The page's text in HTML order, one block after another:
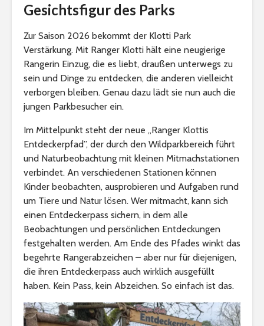
Gesichtsfigur des Parks
Zur Saison 2026 bekommt der Klotti Park
Verstärkung. Mit Ranger Klotti hält eine neugierige
Rangerin Einzug, die es liebt, draußen unterwegs zu
sein und Dinge zu entdecken, die anderen vielleicht
verborgen bleiben. Genau dazu lädt sie nun auch die
jungen Parkbesucher ein.
Im Mittelpunkt steht der neue „Ranger Klottis
Entdeckerpfad”, der durch den Wildparkbereich führt
und Naturbeobachtung mit kleinen Mitmachstationen
verbindet. An verschiedenen Stationen können
Kinder beobachten, ausprobieren und Aufgaben rund
um Tiere und Natur lösen. Wer mitmacht, kann sich
einen Entdeckerpass sichern, in dem alle
Beobachtungen und persönlichen Entdeckungen
festgehalten werden. Am Ende des Pfades winkt das
begehrte Rangerabzeichen – aber nur für diejenigen,
die ihren Entdeckerpass auch wirklich ausgefüllt
haben. Kein Pass, kein Abzeichen. So einfach ist das.